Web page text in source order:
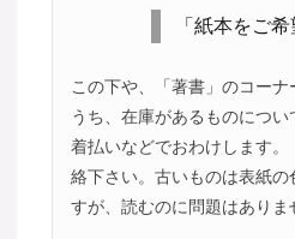
「紙本をご希
この下や、「著書」のコー
うち、在庫があるものについ
着払いなどでおわけします
絡下さい。古いものは表紙の
すが、読むのに問題はありま